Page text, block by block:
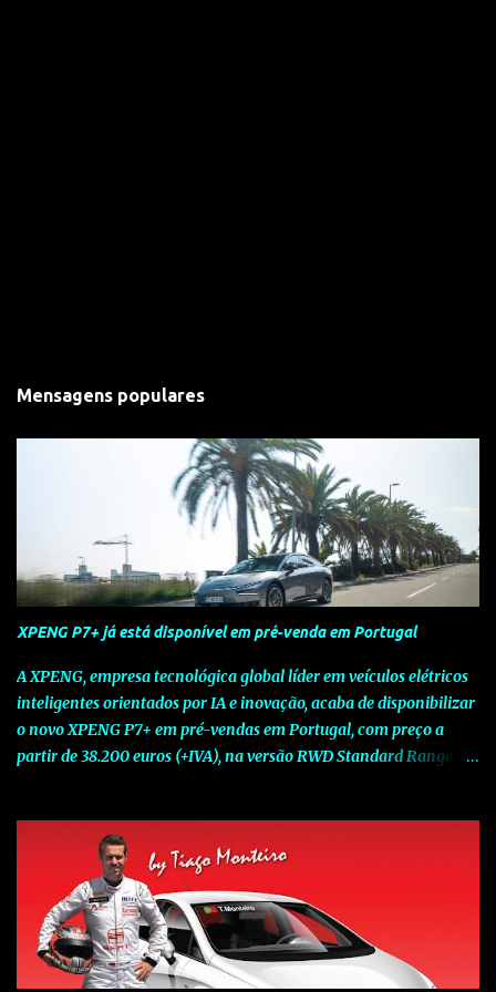
Mensagens populares
XPENG P7+ já está disponível em pré-venda em Portugal
A XPENG, empresa tecnológica global líder em veículos elétricos
inteligentes orientados por IA e inovação, acaba de disponibilizar
o novo XPENG P7+ em pré-vendas em Portugal, com preço a
partir de 38.200 euros (+IVA), na versão RWD Standard Range.
num momento decisivo, em que a indústria automóvel evolui da
mobilidade baseada na potência para a mobilidade baseada na
inteligência. Concebido como um fastback preparado para o
futuro e otimizado por Inteligência Artificial (IA), o novo XPENG
P7+ combina uma arquitetura inteligente avançada, um espaço
de referência no segmento e grande versatilidade para viagens,